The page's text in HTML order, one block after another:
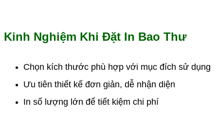
Kinh Nghiệm Khi Đặt In Bao Thư
Chọn kích thước phù hợp với mục đích sử dụng
Ưu tiên thiết kế đơn giản, dễ nhận diện
In số lượng lớn để tiết kiệm chi phí